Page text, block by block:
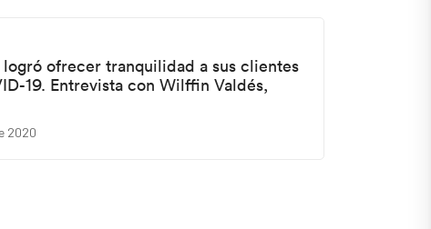
ofrecer tranquilidad a sus clientes
19. Entrevista con Wilffin Valdés,
2020